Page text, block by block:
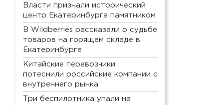
Власти признали исторический
центр Екатеринбурга памятником
В Wildberries рассказали о судьбе
товаров на горящем складе в
Екатеринбурге
Китайские перевозчики
потеснили российские компании с
внутреннего рынка
Три беспилотника упали на